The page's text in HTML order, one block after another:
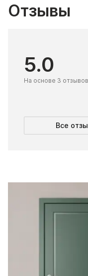
Отзывы
5.0
На основе 3 отзывов
Все